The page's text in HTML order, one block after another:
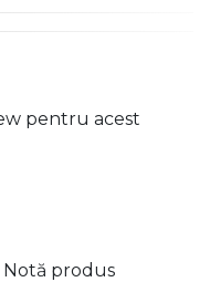
pentru acest
Notă produs